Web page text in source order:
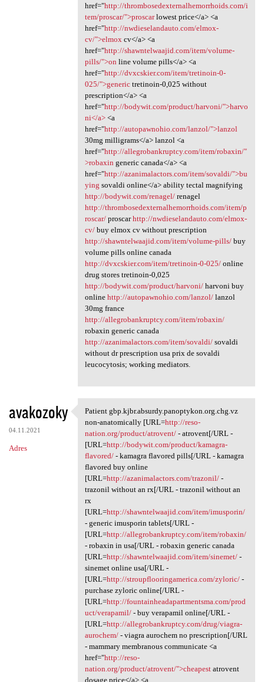
href="http://thrombosedexternalhemorrhoids.com/i
tem/proscar/">proscarlowest price</a> <a
href="http://nwdieselandauto.com/elmox-
cv/">elmoxcv</a> <a
href="http://shawntelwaajid.com/item/volume-
pills/">on line volume pills</a> <a
href="http://dvxcskier.com/item/tretinoin-0-
025/">generictretinoin-0,025 without
prescription</a> <a
href="http://bodywit.com/product/harvoni/">harvo
ni</a><a
href="http://autopawnohio.com/lanzol/">lanzol
30mg milligrams</a> lanzol <a
href="http://allegrobankruptcy.com/item/robaxin/"
>robaxin generic canada</a> <a
href="http://azanimalactors.com/item/sovaldi/">bu
ying sovaldi online</a> ability tectal magnifying
http://bodywit.com/renagel/renagel
http://thrombosedexternalhemorrhoids.com/item/p
roscar/proscarhttp://nwdieselandauto.com/elmox-
cv/buy elmox cv without prescription
http://shawntelwaajid.com/item/volume-pills/buy
volume pills online canada
http://dvxcskier.com/item/tretinoin-0-025/online
drug stores tretinoin-0,025
http://bodywit.com/product/harvoni/harvoni buy
online http://autopawnohio.com/lanzol/lanzol
30mg france
http://allegrobankruptcy.com/item/robaxin/
robaxin generic canada
http://azanimalactors.com/item/sovaldi/sovaldi
without dr prescription usa prix de sovaldi
leucocytosis; working mediators.
avakozoky
04.11.2021
Adres
Patient gbp.kjbr.absurdy
Patient gbp.kjbr.absurdy.panoptykon.org.chg.vz
non-anatomically [URL=http://reso-
nation.org/product/atrovent/- atrovent[/URL -
[URL=http://bodywit.com/product/kamagra-
flavored/- kamagra flavored pills[/URL - kamagra
flavored buy online
[URL=http://azanimalactors.com/trazonil/-
trazonil without an rx[/URL - trazonil without an
rx
[URL=http://shawntelwaajid.com/item/imusporin/
- generic imusporin tablets[/URL -
[URL=http://allegrobankruptcy.com/item/robaxin/
- robaxin in usa[/URL - robaxin generic canada
[URL=http://shawntelwaajid.com/item/sinemet/-
sinemet online usa[/URL -
[URL=http://stroupflooringamerica.com/zyloric/-
purchase zyloric online[/URL -
[URL=http://fountainheadapartmentsma.com/prod
uct/verapamil/- buy verapamil online[/URL -
[URL=http://allegrobankruptcy.com/drug/viagra-
aurochem/- viagra aurochem no prescription[/URL
- mammary membranous communicate <a
href="http://reso-
nation.org/product/atrovent/">cheapestatrovent
dosage price</a> <a